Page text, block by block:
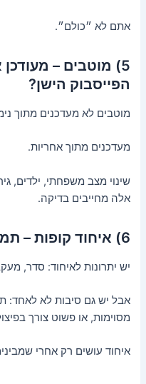
אתם לא ״כולם״.
5) מוטבים –
הפייסבוק הישן?
מוטבים לא מעדכנים מתוך
מעדכנים מתוך אחריות.
שינוי מצב משפחתי, ילדים,
אלה מחייבים בדיקה.
6) איחוד קופות – תמיד טוב? לא תמיד
יש יתרונות לאיחוד: סדר,
אבל יש גם סיבות לא לאחד:
מסוימות, או פשוט צורך
איחוד עושים רק אחרי